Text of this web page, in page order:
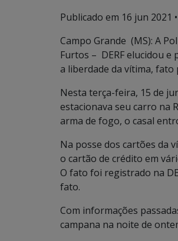
Publicado em 16 jun 2021
Campo Grande (MS): A
Furtos – DERF elucidou
a liberdade da vítima, fato
Nesta terça-feira, 15 de
estacionava seu carro na
arma de fogo, o casal
Na posse dos cartões da
o cartão de crédito em
O fato foi registrado na
fato.
Com informações
campana na noite de